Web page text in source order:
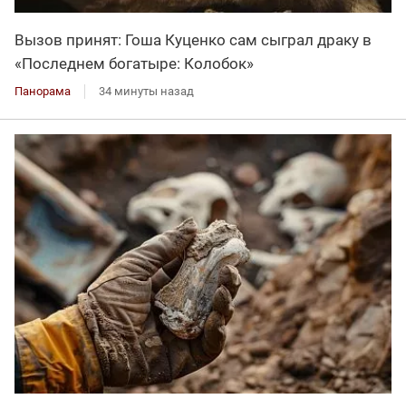
Вызов принят: Гоша Куценко сам сыграл драку в
«Последнем богатыре: Колобок»
Панорама 34 минуты назад